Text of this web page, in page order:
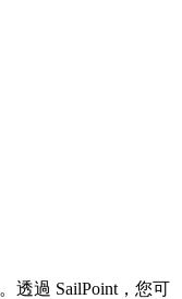
透過 SailPoint，您可